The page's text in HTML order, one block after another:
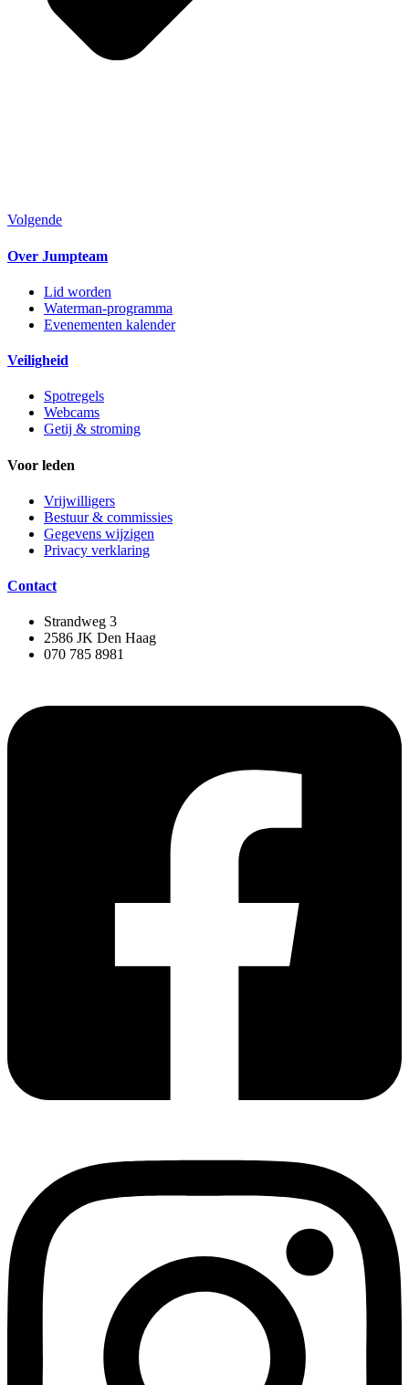
Volgende
Over Jumpteam
Lid worden
Waterman-programma
Evenementen kalender
Veiligheid
Spotregels
Webcams
Getij & stroming
Voor leden
Vrijwilligers
Bestuur & commissies
Gegevens wijzigen
Privacy verklaring
Contact
Strandweg 3
2586 JK Den Haag
070 785 8981